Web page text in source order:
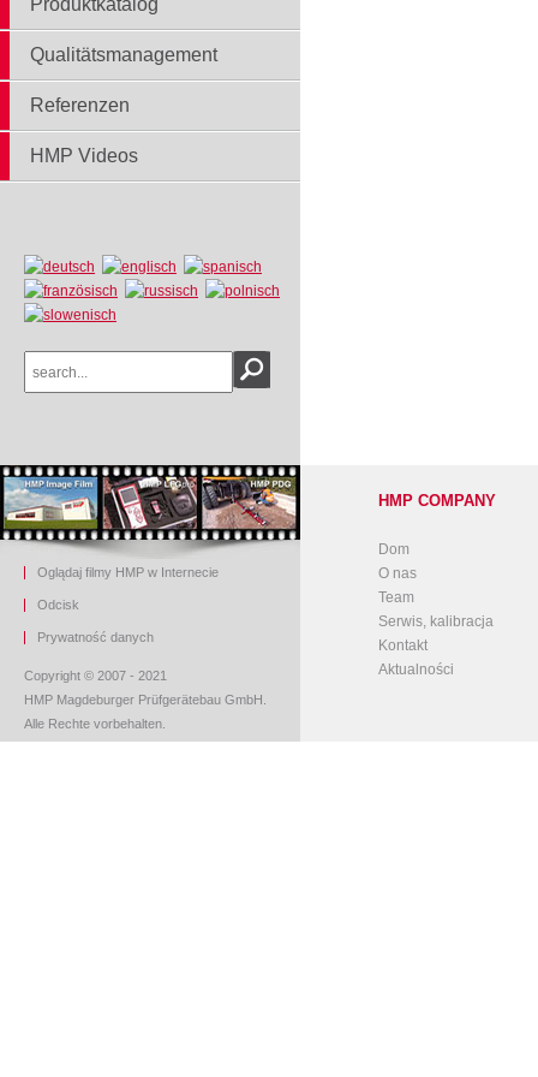
Produktkatalog
Qualitätsmanagement
Referenzen
HMP Videos
Oglądaj filmy HMP w Internecie
Odcisk
Prywatność danych
Copyright © 2007 - 2021
HMP Magdeburger Prüfgerätebau GmbH.
Alle Rechte vorbehalten.
HMP COMPANY
Dom
O nas
Team
Serwis, kalibracja
Kontakt
Aktualności